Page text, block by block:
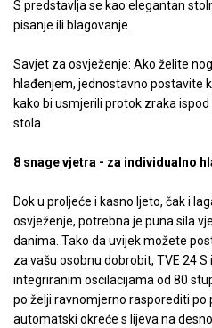
S predstavlja se kao elegantan
pisanje ili blagovanje.
Savjet za osvježenje: Ako želite
hlađenjem, jednostavno postavite
kako bi usmjerili protok zraka
stola.
8 snage vjetra - za individualno
Dok u proljeće i kasno ljeto, čak i
osvježenje, potrebna je puna sila
danima. Tako da uvijek možete
za vašu osobnu dobrobit, TVE 24
integriranim oscilacijama od 80
po želji ravnomjerno rasporediti po
automatski okreće s lijeva na